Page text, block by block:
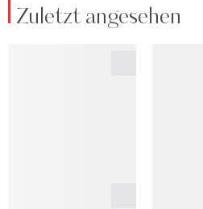
Zuletzt angesehen